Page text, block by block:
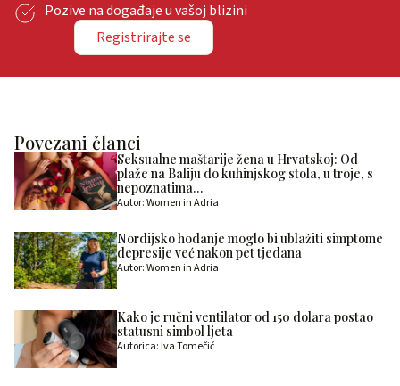
Pozive na događaje u vašoj blizini
Registrirajte se
Povezani članci
Seksualne maštarije žena u Hrvatskoj: Od
plaže na Baliju do kuhinjskog stola, u troje, s
nepoznatima…
Autor: Women in Adria
Nordijsko hodanje moglo bi ublažiti simptome
depresije već nakon pet tjedana
Autor: Women in Adria
Kako je ručni ventilator od 150 dolara postao
statusni simbol ljeta
Autorica: Iva Tomečić